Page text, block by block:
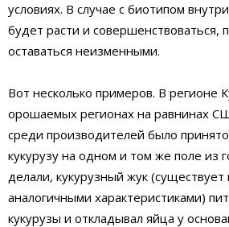
условиях. В случае с биотипом
будет расти и совершенствоваться,
оставаться неизменными.
Вот несколько примеров. В регионе
орошаемых регионах на равнинах
среди производителей было
кукурузу на одном и том же поле из
делали, кукурузный жук (существует
аналогичными характеристиками)
кукурузы и откладывал яйца у